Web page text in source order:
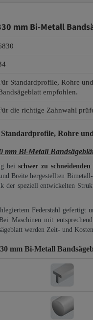
mm Bi-Metall
Standardprofile, Rohre
empfohlen.
die richtige Zahnwahl
Rohre
mm Bi-Metall
bei schwer zu
Breite hergestellten
der speziell entwickelten
Federstahl
Maschinen mit
werden Zeit- und
mm Bi-Metall